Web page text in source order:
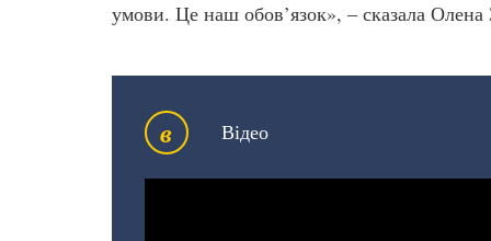
умови. Це наш обов’язок», – сказала Олена
в Відео